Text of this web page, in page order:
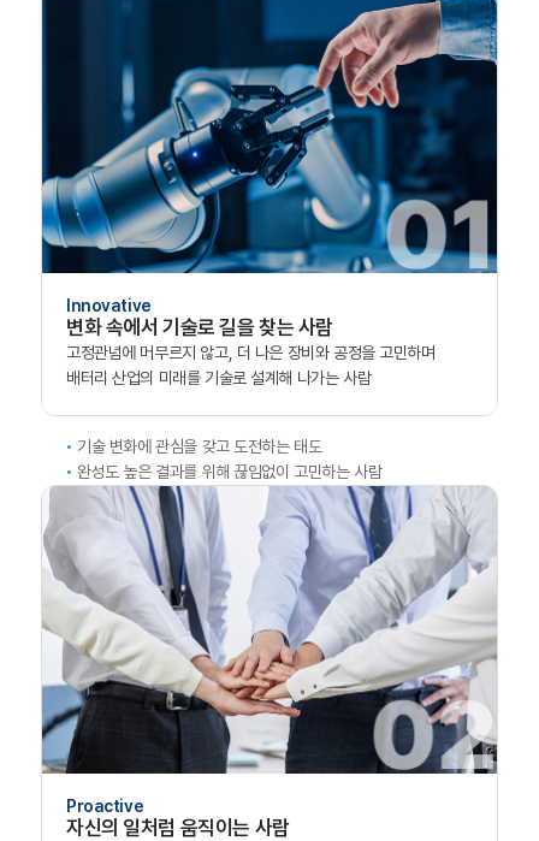
Innovative
변화 속에서 기술로 길을 찾는 사람
고정관념에 머무르지 않고, 더 나은 장비와 공정을 고민하며
배터리 산업의 미래를 기술로 설계해 나가는 사람
기술 변화에 관심을 갖고 도전하는 태도
완성도 높은 결과를 위해 끊임없이 고민하는 사람
Proactive
자신의 일처럼 움직이는 사람